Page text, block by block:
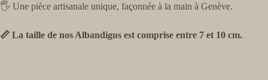
🖐️ Une pièce artisanale unique, façonnée à la main à Genève.
📏 La taille de nos Albandigus est comprise entre 7 et 10 cm.